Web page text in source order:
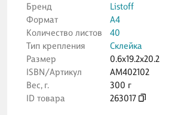
Бренд
Listoff
Формат
А4
Количество листов
40
Тип крепления
Склейка
Размер
0.6x19.2x20.2
ISBN/Артикул
АМ402102
Вес, г.
300 г
ID товара
263017